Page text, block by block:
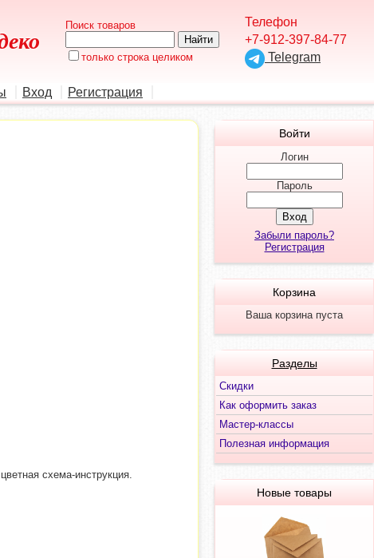
Поиск товаров
только строка целиком
Телефон
+7-912-397-84-77
Telegram
Вход Регистрация
схема-инструкция.
Войти
Логин
Пароль
Забыли пароль?
Регистрация
Корзина
Ваша корзина пуста
Разделы
Скидки
Как оформить заказ
Мастер-классы
Полезная информация
Новые товары